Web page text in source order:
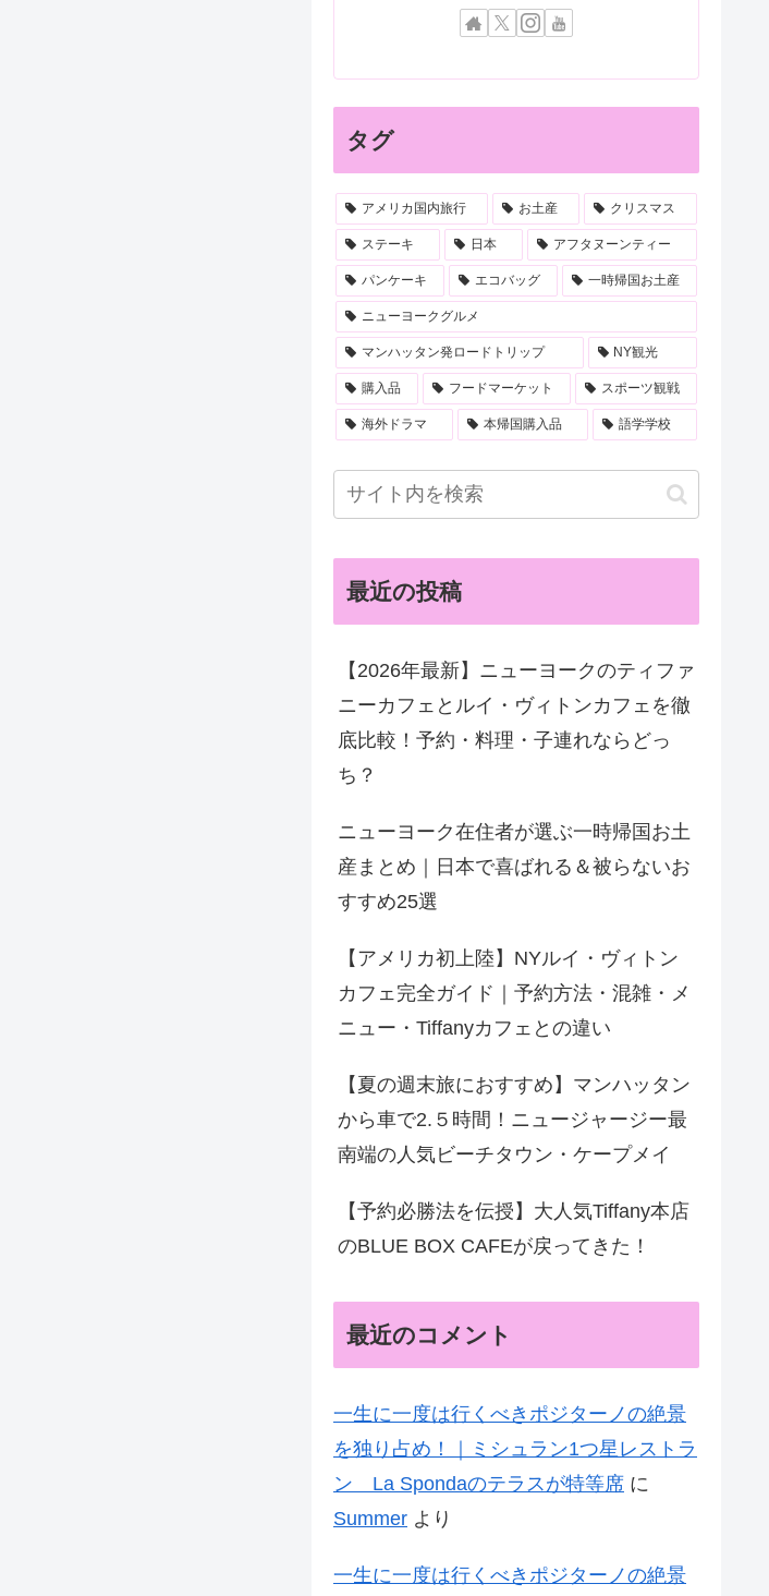
タグ
アメリカ国内旅行 お土産 クリスマス
ステーキ 日本 アフタヌーンティー
パンケーキ エコバッグ 一時帰国お土産
ニューヨークグルメ
マンハッタン発ロードトリップ NY観光
購入品 フードマーケット スポーツ観戦
海外ドラマ 本帰国購入品 語学学校
最近の投稿
【2026年最新】ニューヨークのティファ
ニーカフェとルイ・ヴィトンカフェを徹
底比較！予約・料理・子連れならどっ
ち？
ニューヨーク在住者が選ぶ一時帰国お土
産まとめ｜日本で喜ばれる＆被らないお
すすめ25選
【アメリカ初上陸】NYルイ・ヴィトン
カフェ完全ガイド｜予約方法・混雑・メ
ニュー・Tiffanyカフェとの違い
【夏の週末旅におすすめ】マンハッタン
から車で2.５時間！ニュージャージー最
南端の人気ビーチタウン・ケープメイ
【予約必勝法を伝授】大人気Tiffany本店
のBLUE BOX CAFEが戻ってきた！
最近のコメント
一生に一度は行くべきポジターノの絶景
を独り占め！｜ミシュラン1つ星レストラ
ン La Spondaのテラスが特等席 に
Summer より
一生に一度は行くべきポジターノの絶景